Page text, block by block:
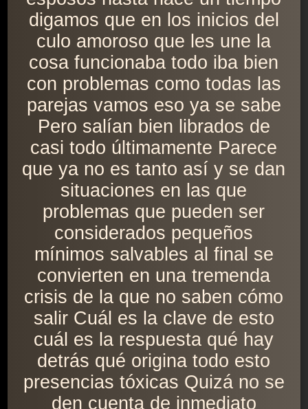
digamos que en los inicios del
culo amoroso que les une la
cosa funcionaba todo iba bien
con problemas como todas las
parejas vamos eso ya se sabe
Pero salían bien librados de
casi todo últimamente Parece
que ya no es tanto así y se dan
situaciones en las que
problemas que pueden ser
considerados pequeños
mínimos salvables al final se
convierten en una tremenda
crisis de la que no saben cómo
salir Cuál es la clave de esto
cuál es la respuesta qué hay
detrás qué origina todo esto
presencias tóxicas Quizá no se
den cuenta de inmediato